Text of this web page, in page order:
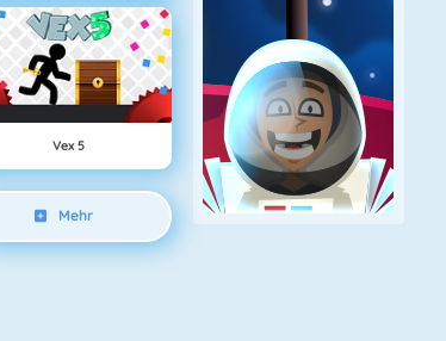
Vex 5
Mehr